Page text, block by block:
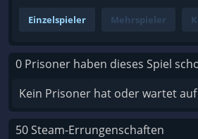
Einzelspieler Mehrspieler
0 Prisoner haben dieses Spiel
Kein Prisoner hat oder wartet auf
50 Steam-Errungenschaften